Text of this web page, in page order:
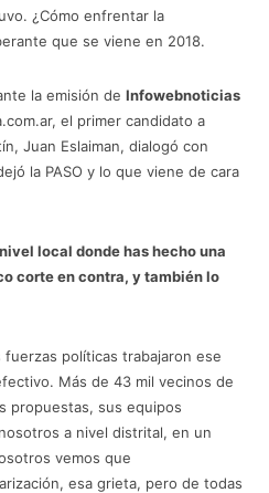
¿Cómo enfrentar la
que se viene en 2018.
la emisión de Infowebnoticias
el primer candidato a
Juan Eslaiman, dialogó con
la PASO y lo que viene de cara
local donde has hecho una
corte en contra, y también lo
políticas trabajaron ese
Más de 43 mil vecinos de
propuestas, sus equipos
a nivel distrital, en un
vemos que
esa grieta, pero de todas